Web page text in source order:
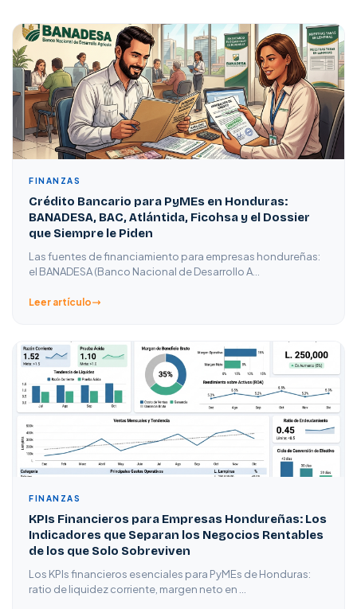
FINANZAS
Crédito Bancario para PyMEs en Honduras:
BANADESA, BAC, Atlántida, Ficohsa y el Dossier
que Siempre le Piden
Las fuentes de financiamiento para empresas hondureñas:
el BANADESA (Banco Nacional de Desarrollo A…
Leer artículo
FINANZAS
KPIs Financieros para Empresas Hondureñas: Los
Indicadores que Separan los Negocios Rentables
de los que Solo Sobreviven
Los KPIs financieros esenciales para PyMEs de Honduras:
ratio de liquidez corriente, margen neto en …